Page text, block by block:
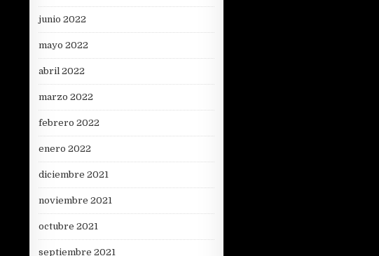
junio 2022
mayo 2022
abril 2022
marzo 2022
febrero 2022
enero 2022
diciembre 2021
noviembre 2021
octubre 2021
septiembre 2021